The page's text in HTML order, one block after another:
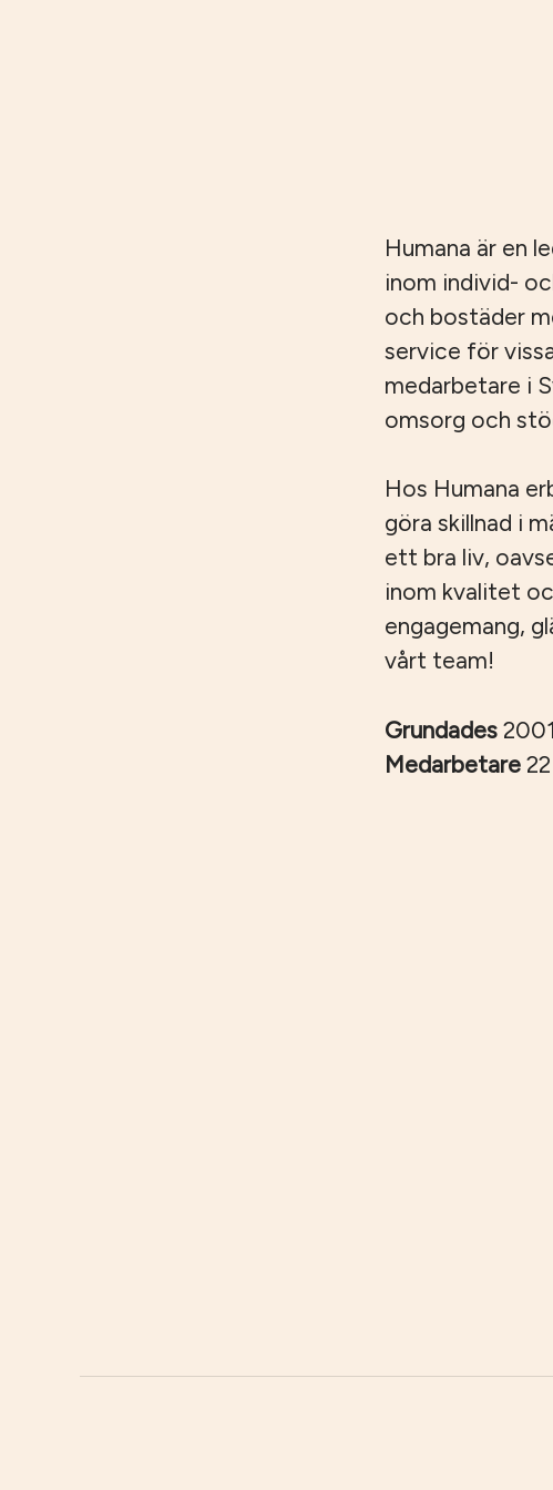
Humana är en
inom individ-
och bostäder
service för
medarbetare i
omsorg och
Hos Humana
göra skillnad i
ett bra liv,
inom kvalitet
engagemang,
vårt team!
Grundades 2001
Medarbetare